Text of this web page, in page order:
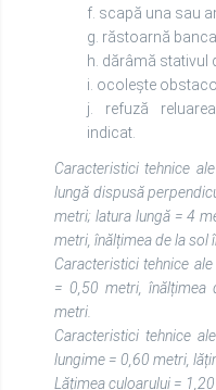
f. scapă una sau
g. răstoarnă
h. dărâmă stativul
i. ocolește
j. refuză
indicat.
Caracteristici tehnice
lungă dispusă
metri; latura lungă = 4
metri, înălțimea de la sol
Caracteristici tehnice
= 0,50 metri, înălțimea
metri.
Caracteristici tehnice
lungime = 0,60 metri,
Lățimea culoarului = 1,20